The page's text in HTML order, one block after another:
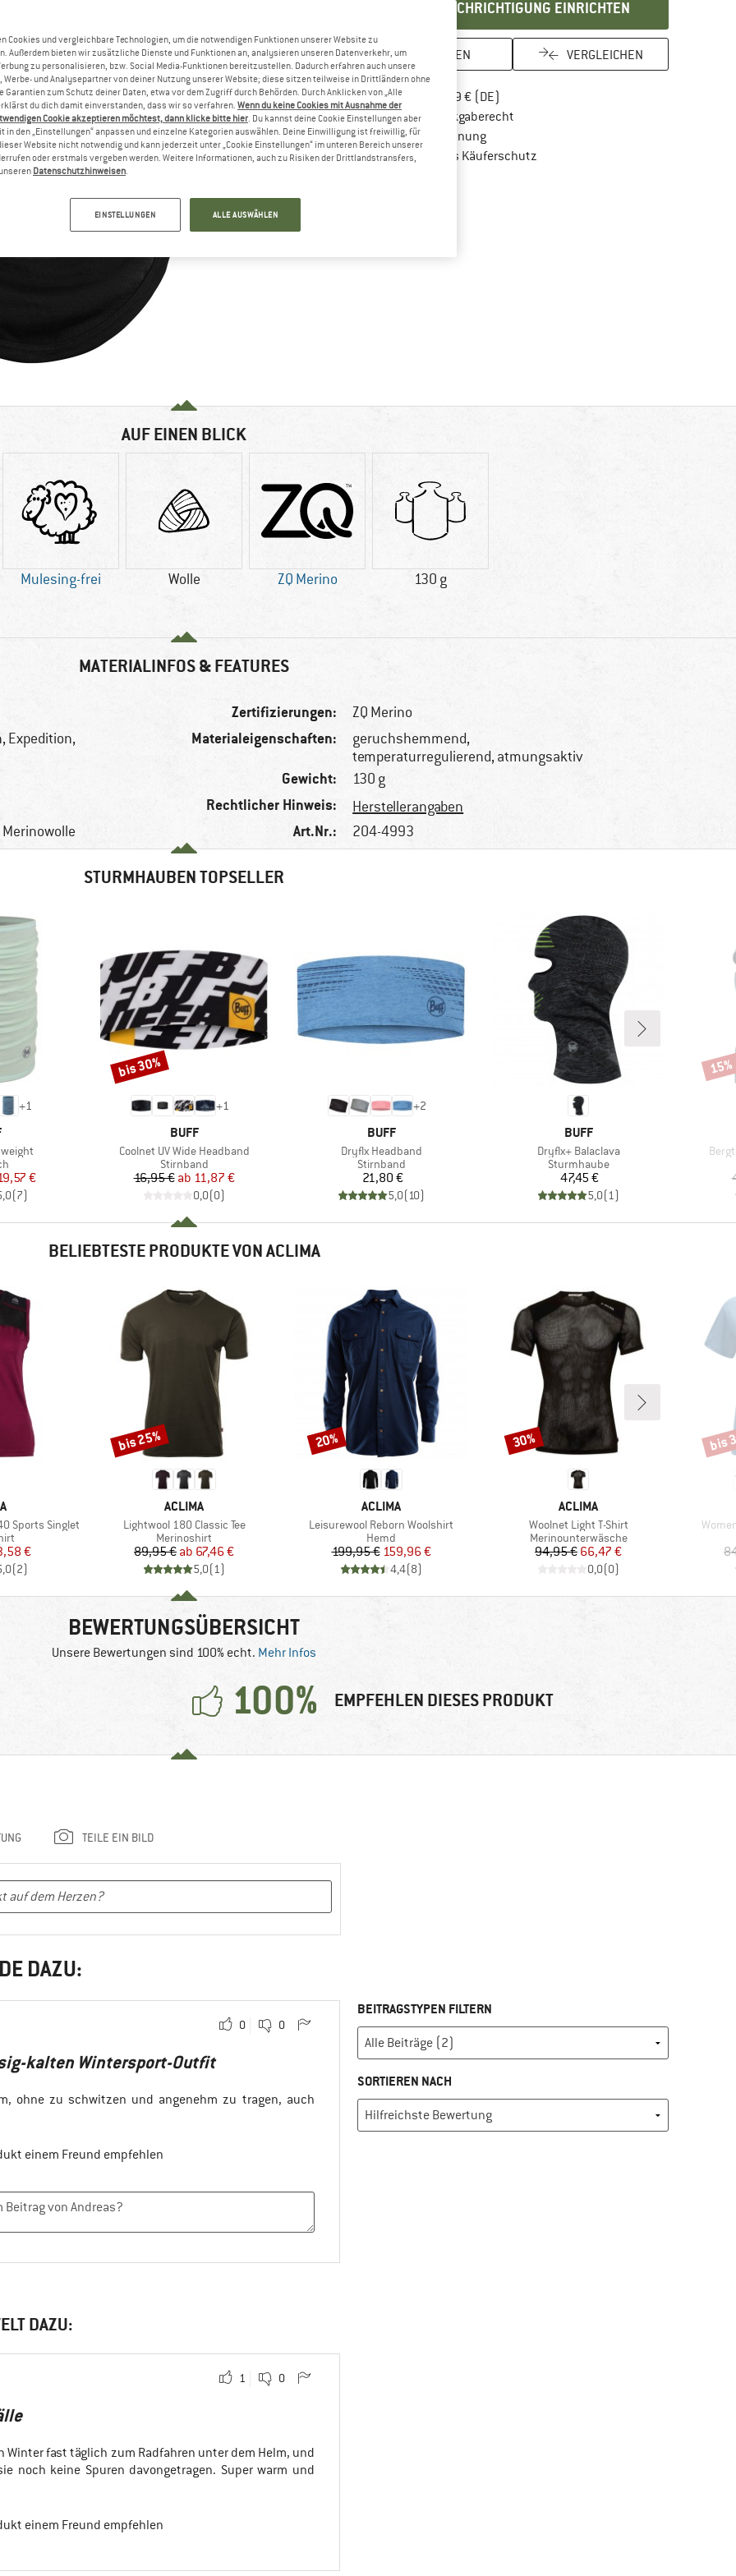
BENACHRICHTIGUNG EINRICHTEN
MERKEN VERGLEICHEN
Portofrei ab 69 € (DE)
100 Tage RückgaberechtGehe hier zu den Rückgabe-Richtlinien
Kauf auf RechnungFinde die Zahlungs-Infos hier! Öffnet sich in
Trusted Shops KäuferschutzFinde alle Infos hier!
AUF EINEN BLICK
Mulesing-frei Wolle ZQ Merino 130 g
MATERIALINFOS & FEATURES
Expedition,
Zertifizierungen: ZQ Merino
Materialeigenschaften:
geruchshemmend,
temperaturregulierend, atmungsaktiv
Gewicht: 130 g
Rechtlicher Hinweis: Herstellerangaben
Art.Nr.: 204-4993
STURMHAUBEN TOPSELLER
+1
Preis
€
(7)
+1
MARKE
BUFF
Artikel
Coolnet UV Wide Headband
Produktgruppe
Stirnband
Preis
16,95 € reduzierter Preis
ab 11,87 €
0,0(0)
Rabatt
bis 30%
+2
MARKE
BUFF
Artikel
Dryflx Headband
Produktgruppe
Stirnband
Preis
21,80 €
5,0(10)
MARKE
BUFF
Artikel
Dryflx+ Balaclava
Produktgruppe
Sturmhaube
Preis
47,45 €
5,0(1)
15%
BELIEBTESTE PRODUKTE VON ACLIMA
Sports Singlet
Preis
€
(2)
MARKE
ACLIMA
Artikel
Lightwool 180 Classic Tee
Produktgruppe
Merinoshirt
Preis
89,95 € reduzierter Preis
ab 67,46 €
5,0(1)
Rabatt
bis 25%
MARKE
ACLIMA
Artikel
Leisurewool Reborn Woolshirt
Produktgruppe
Hemd
Preis
199,95 €reduzierter Preis
159,96 €
4,4(8)
Rabatt
20%
MARKE
ACLIMA
Artikel
Woolnet Light T-Shirt
Produktgruppe
Merinounterwäsche
Preis
94,95 €reduzierter Preis
66,47 €
0,0(0)
Rabatt
30%
Artikel
bis
BEWERTUNGSÜBERSICHT
Unsere Bewertungen sind 100% echt. Mehr Infos
100% EMPFEHLEN DIESES PRODUKT
TEILE EIN BILD
DAZU:
0 0
kalten Wintersport-Outfit
ohne zu schwitzen und angenehm zu tragen, auch
einem Freund empfehlen
DAZU:
1 0
fast täglich zum Radfahren unter dem Helm, und
noch keine Spuren davongetragen. Super warm und
einem Freund empfehlen
BEITRAGSTYPEN FILTERN
SORTIEREN NACH
Cookies und vergleichbare Technologien, um die notwendigen Funktionen unserer Website zu
Außerdem bieten wir zusätzliche Dienste und Funktionen an, analysieren unseren Datenverkehr, um
zu personalisieren, bzw. Social Media-Funktionen bereitzustellen. Dadurch erfahren auch unsere
Werbe- und Analysepartner von deiner Nutzung unserer Website; diese sitzen teilweise in Drittländern ohne
Garantien zum Schutz deiner Daten, etwa vor dem Zugriff durch Behörden. Durch Anklicken von „Alle
du dich damit einverstanden, dass wir so verfahren. Wenn du keine Cookies mit Ausnahme der
Cookie akzeptieren möchtest, dann klicke bitte hier. Du kannst deine Cookie Einstellungen aber
in den „Einstellungen“ anpassen und einzelne Kategorien auswählen. Deine Einwilligung ist freiwillig, für
Website nicht notwendig und kann jederzeit unter „Cookie Einstellungen“ im unteren Bereich unserer
oder erstmals vergeben werden. Weitere Informationen, auch zu Risiken der Drittlandstransfers,
Datenschutzhinweisen.
EINSTELLUNGEN ALLE AUSWÄHLEN